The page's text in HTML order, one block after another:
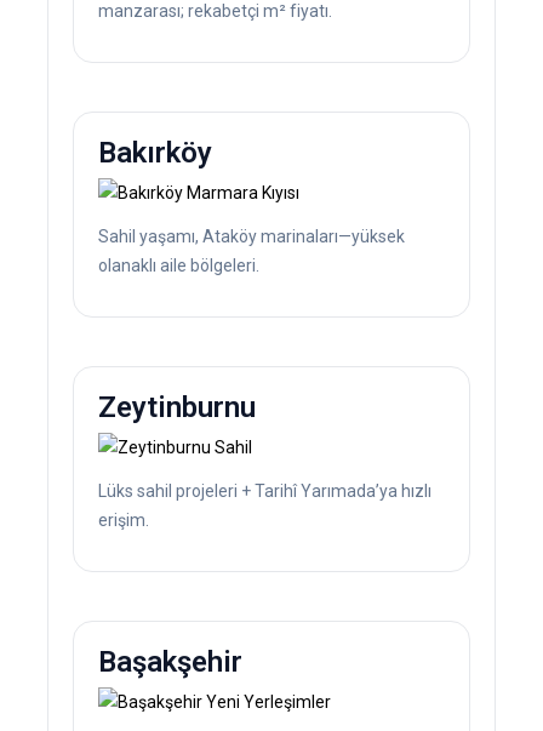
manzarası; rekabetçi m² fiyatı.
Bakırköy
Sahil yaşamı, Ataköy marinaları—yüksek
olanaklı aile bölgeleri.
Zeytinburnu
Lüks sahil projeleri + Tarihî Yarımada’ya hızlı
erişim.
Başakşehir